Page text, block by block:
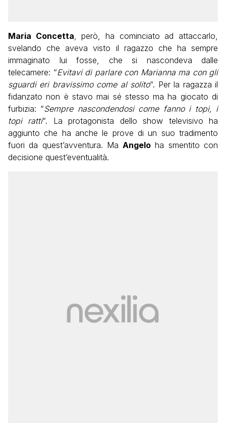
Maria Concetta , però, ha cominciato ad attaccarlo,
svelando che aveva visto il ragazzo che ha sempre
immaginato lui fosse, che si nascondeva dalle
telecamere: “Evitavi di parlare con Marianna ma con gli
sguardi eri bravissimo come al solito“. Per la ragazza il
fidanzato non è stavo mai sé stesso ma ha giocato di
furbizia: “Sempre nascondendosi come fanno i topi, i
topi ratti“. La protagonista dello show televisivo ha
aggiunto che ha anche le prove di un suo tradimento
fuori da quest’avventura. Ma Angelo ha smentito con
decisione quest’eventualità.